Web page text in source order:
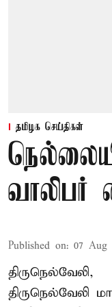
தமிழக செய்திகள்
வாலிபர்
Published on: 07 Aug
திருநெல்வேலி,
திருநெல்வேலி